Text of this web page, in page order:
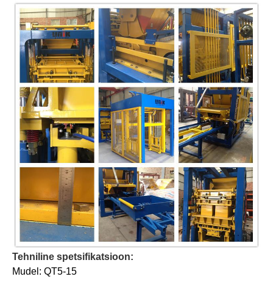
Tehniline spetsifikatsioon:
Mudel: QT5-15